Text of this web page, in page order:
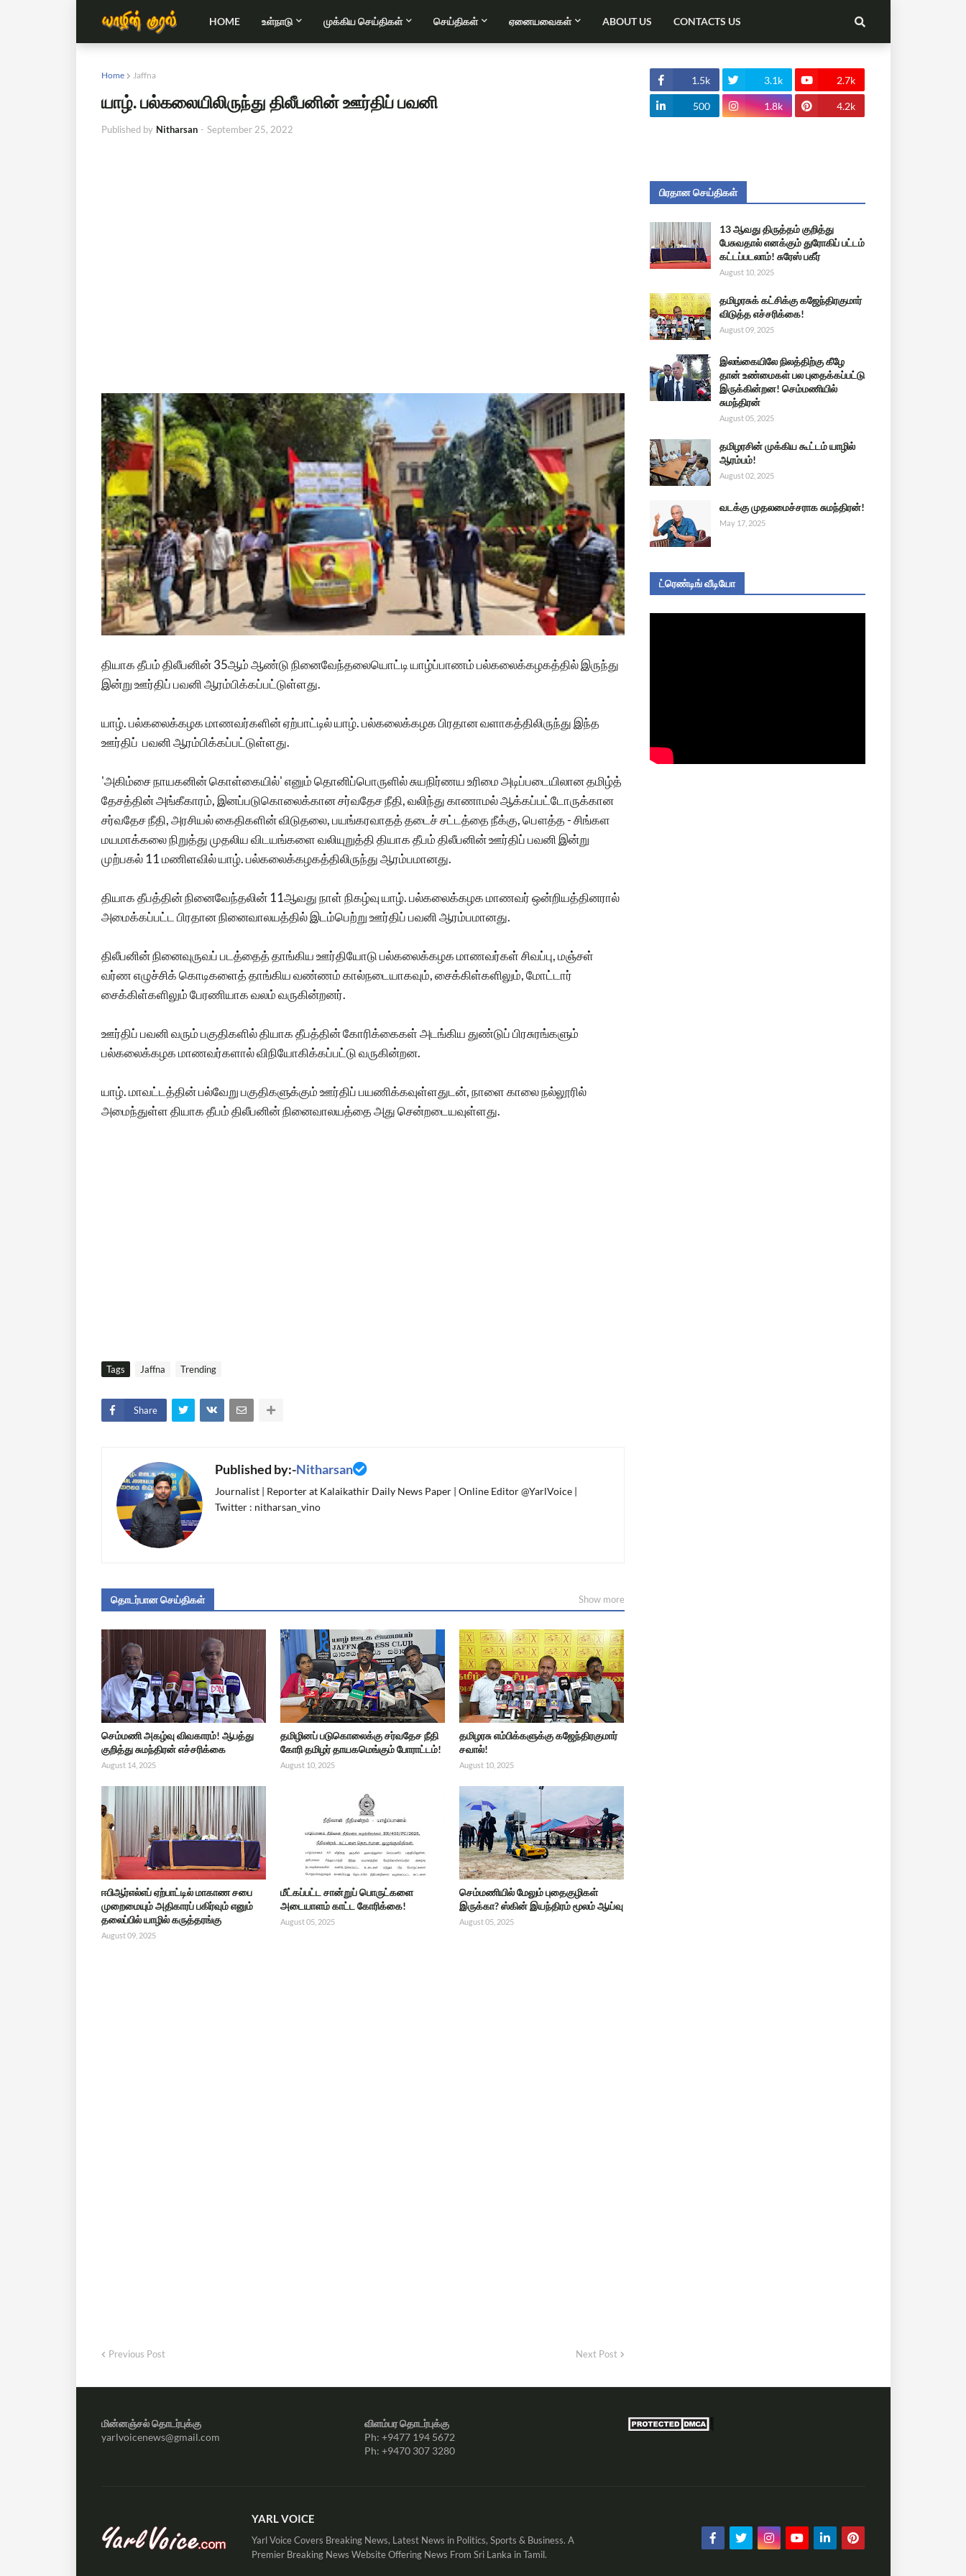
HOME உள்நாடு முக்கிய செய்திகள் செய்திகள் ஏனையவைகள் ABOUT US CONTACTS US
Home Jaffna
யாழ். பல்கலையிலிருந்து திலீபனின் ஊர்திப் பவனி
Published by Nitharsan - September 25, 2022
தியாக தீபம் திலீபனின் 35ஆம் ஆண்டு நினைவேந்தலையொட்டி யாழ்ப்பாணம் பல்கலைக்கழகத்தில் இருந்து
இன்று ஊர்திப் பவனி ஆரம்பிக்கப்பட்டுள்ளது.
யாழ். பல்கலைக்கழக மாணவர்களின் ஏற்பாட்டில் யாழ். பல்கலைக்கழக பிரதான வளாகத்திலிருந்து இந்த
ஊர்திப் பவனி ஆரம்பிக்கப்பட்டுள்ளது.
'அகிம்சை நாயகனின் கொள்கையில்' எனும் தொனிப்பொருளில் சுயநிர்ணய உரிமை அடிப்படையிலான தமிழ்த்
தேசத்தின் அங்கீகாரம், இனப்படுகொலைக்கான சர்வதேச நீதி, வலிந்து காணாமல் ஆக்கப்பட்டோருக்கான
சர்வதேச நீதி, அரசியல் கைதிகளின் விடுதலை, பயங்கரவாதத் தடைச் சட்டத்தை நீக்கு, பௌத்த - சிங்கள
மயமாக்கலை நிறுத்து முதலிய விடயங்களை வலியுறுத்தி தியாக தீபம் திலீபனின் ஊர்திப் பவனி இன்று
முற்பகல் 11 மணிளவில் யாழ். பல்கலைக்கழகத்திலிருந்து ஆரம்பமானது.
தியாக தீபத்தின் நினைவேந்தலின் 11ஆவது நாள் நிகழ்வு யாழ். பல்கலைக்கழக மாணவர் ஒன்றியத்தினரால்
அமைக்கப்பட்ட பிரதான நினைவாலயத்தில் இடம்பெற்று ஊர்திப் பவனி ஆரம்பமானது.
திலீபனின் நினைவுருவப் படத்தைத் தாங்கிய ஊர்தியோடு பல்கலைக்கழக மாணவர்கள் சிவப்பு, மஞ்சள்
வர்ண எழுச்சிக் கொடிகளைத் தாங்கிய வண்ணம் கால்நடையாகவும், சைக்கிள்களிலும், மோட்டார்
சைக்கிள்களிலும் பேரணியாக வலம் வருகின்றனர்.
ஊர்திப் பவனி வரும் பகுதிகளில் தியாக தீபத்தின் கோரிக்கைகள் அடங்கிய துண்டுப் பிரசுரங்களும்
பல்கலைக்கழக மாணவர்களால் விநியோகிக்கப்பட்டு வருகின்றன.
யாழ். மாவட்டத்தின் பல்வேறு பகுதிகளுக்கும் ஊர்திப் பயணிக்கவுள்ளதுடன், நாளை காலை நல்லூரில்
அமைந்துள்ள தியாக தீபம் திலீபனின் நினைவாலயத்தை அது சென்றடையவுள்ளது.
Tags Jaffna Trending
Share
Published by:-Nitharsan
Journalist | Reporter at Kalaikathir Daily News Paper | Online Editor @YarlVoice |
Twitter : nitharsan_vino
தொடர்பான செய்திகள் Show more
செம்மணி அகழ்வு விவகாரம்! ஆபத்து
குறித்து சுமந்திரன் எச்சரிக்கை
August 14, 2025
தமிழினப் படுகொலைக்கு சர்வதேச நீதி
கோரி தமிழர் தாயகமெங்கும் போராட்டம்!
August 10, 2025
தமிழரசு எம்பிக்களுக்கு கஜேந்திரகுமார்
சவால்!
August 10, 2025
ஈபிஆர்எல்எப் ஏற்பாட்டில் மாகாண சபை
முறைமையும் அதிகாரப் பகிர்வும் எனும்
தலைப்பில் யாழில் கருத்தரங்கு
August 09, 2025
மீட்கப்பட்ட சான்றுப் பொருட்களை
அடையாளம் காட்ட கோரிக்கை!
August 05, 2025
செம்மணியில் மேலும் புதைகுழிகள்
இருக்கா? ஸ்கின் இயந்திரம் மூலம் ஆய்வு
August 05, 2025
Previous Post Next Post
1.5k 3.1k 2.7k
500 1.8k 4.2k
பிரதான செய்திகள்
13 ஆவது திருத்தம் குறித்து
பேசுவதால் எனக்கும் துரோகிப் பட்டம்
கட்டப்படலாம்! சுரேஸ் பகீர்
August 10, 2025
தமிழரசுக் கட்சிக்கு கஜேந்திரகுமார்
விடுத்த எச்சரிக்கை!
August 09, 2025
இலங்கையிலே நிலத்திற்கு கீழே
தான் உண்மைகள் பல புதைக்கப்பட்டு
இருக்கின்றன! செம்மணியில்
சுமந்திரன்
August 05, 2025
தமிழரசின் முக்கிய கூட்டம் யாழில்
ஆரம்பம்!
August 02, 2025
வடக்கு முதலமைச்சராக சுமந்திரன்!
May 17, 2025
ட்ரெண்டிங் வீடியோ
மின்னஞ்சல் தொடர்புக்கு
yarlvoicenews@gmail.com
விளம்பர தொடர்புக்கு
Ph: +9477 194 5672
Ph: +9470 307 3280
YARL VOICE
Yarl Voice Covers Breaking News, Latest News in Politics, Sports & Business. A
Premier Breaking News Website Offering News From Sri Lanka in Tamil.